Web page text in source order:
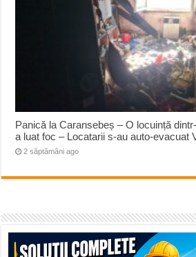
Panică la Caransebeș – O locuință
a luat foc – Locatarii s-au auto-evacuat
2 săptămâni ago